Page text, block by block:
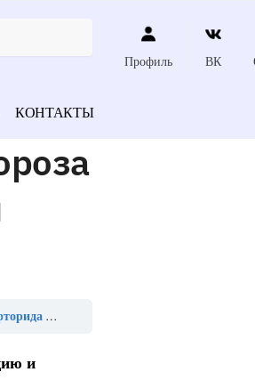
Профиль ВК
КОНТАКТЫ
воде»
и